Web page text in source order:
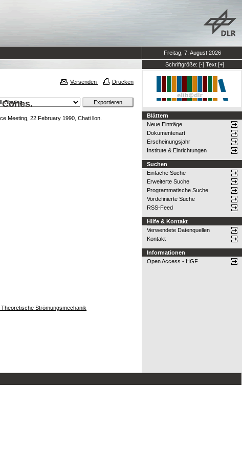
Freitag, 7. August 2026
Schriftgröße: [-] Text [+]
Versenden Drucken
Meeting, 22 February 1990, Chati llon.
Strömungsmechanik
Blättern
Neue Einträge
Dokumentenart
Erscheinungsjahr
Institute & Einrichtungen
Suchen
Einfache Suche
Erweiterte Suche
Programmatische Suche
Vordefinierte Suche
RSS-Feed
Hilfe & Kontakt
Verwendete Datenquellen
Kontakt
Informationen
Open Access - HGF